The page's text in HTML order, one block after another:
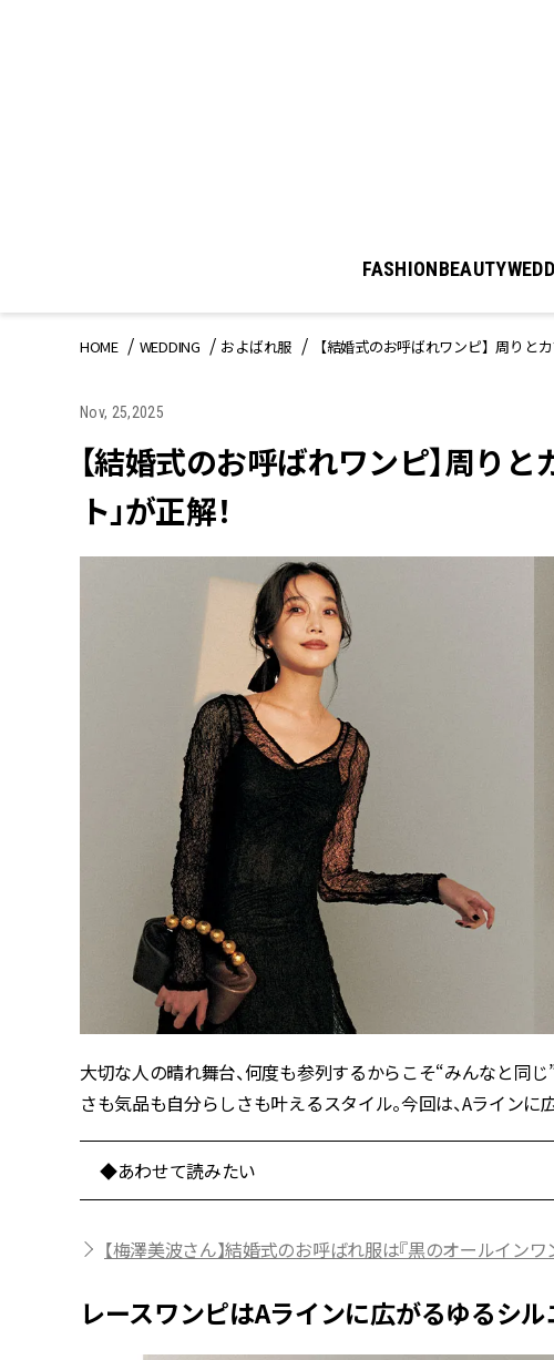
FASHIONBEAUTY
HOME WEDDING およばれ服 【結婚式のお呼ばれワンピ】周りと
Nov, 25,2025
【結婚式のお呼ばれワンピ】周り
ト」が正解！
大切な人の晴れ舞台、何度も参列するからこそ“みんなと同
さも気品も自分らしさも叶えるスタイル。今回は、Aラインに
◆あわせて読みたい
【梅澤美波さん】結婚式のお呼ばれ服は『黒のオールインワ
レースワンピはAラインに広がるゆるシ